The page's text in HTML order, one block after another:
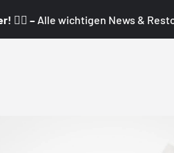
👇🏼 – Alle wichtigen News &